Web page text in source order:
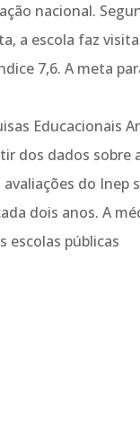
nacional.
a escola faz
7,6. A meta
Educacionais
dos dados sobre
do Inep
dois anos. A
escolas públicas